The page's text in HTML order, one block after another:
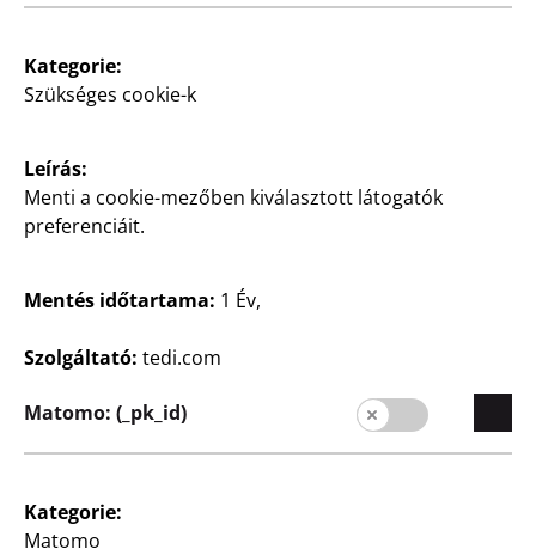
Háztartás
Ø kb. 14,5 cm, darabja
cm, darabja
Gyümölcskosár
Kategorie:
Szükséges cookie-k
Leírás:
Menti a cookie-mezőben kiválasztott látogatók
preferenciáit.
Mentés időtartama: 1 Év,
Szolgáltató: tedi.com
Matomo: (_pk_id)
Kategorie:
Matomo